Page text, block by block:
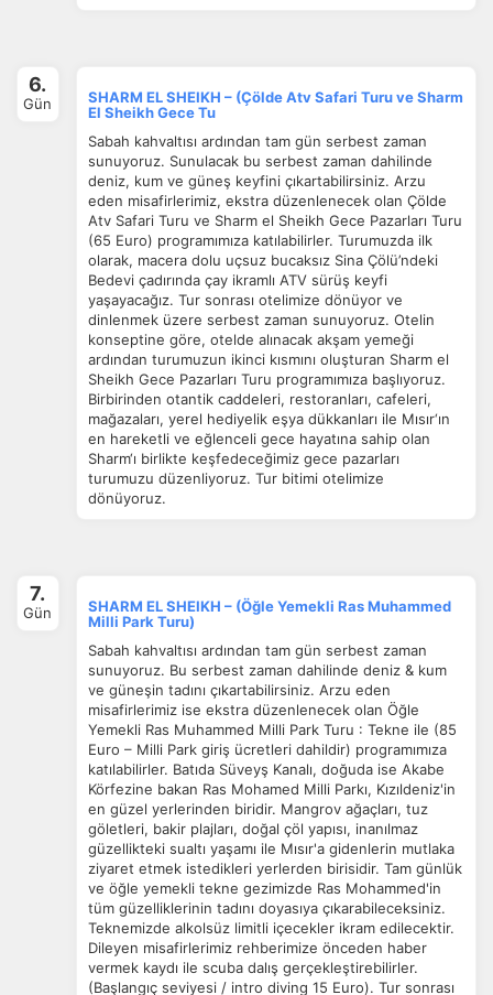
6.
Gün
SHARM EL SHEIKH – (Çölde Atv Safari Turu ve Sharm
El Sheikh Gece Tu
Sabah kahvaltısı ardından tam gün serbest zaman
sunuyoruz. Sunulacak bu serbest zaman dahilinde
deniz, kum ve güneş keyfini çıkartabilirsiniz. Arzu
eden misafirlerimiz, ekstra düzenlenecek olan Çölde
Atv Safari Turu ve Sharm el Sheikh Gece Pazarları Turu
(65 Euro) programımıza katılabilirler. Turumuzda ilk
olarak, macera dolu uçsuz bucaksız Sina Çölü’ndeki
Bedevi çadırında çay ikramlı ATV sürüş keyfi
yaşayacağız. Tur sonrası otelimize dönüyor ve
dinlenmek üzere serbest zaman sunuyoruz. Otelin
konseptine göre, otelde alınacak akşam yemeği
ardından turumuzun ikinci kısmını oluşturan Sharm el
Sheikh Gece Pazarları Turu programımıza başlıyoruz.
Birbirinden otantik caddeleri, restoranları, cafeleri,
mağazaları, yerel hediyelik eşya dükkanları ile Mısır‘ın
en hareketli ve eğlenceli gece hayatına sahip olan
Sharm‘ı birlikte keşfedeceğimiz gece pazarları
turumuzu düzenliyoruz. Tur bitimi otelimize
dönüyoruz.
7.
Gün
SHARM EL SHEIKH – (Öğle Yemekli Ras Muhammed
Milli Park Turu)
Sabah kahvaltısı ardından tam gün serbest zaman
sunuyoruz. Bu serbest zaman dahilinde deniz & kum
ve güneşin tadını çıkartabilirsiniz. Arzu eden
misafirlerimiz ise ekstra düzenlenecek olan Öğle
Yemekli Ras Muhammed Milli Park Turu : Tekne ile (85
Euro – Milli Park giriş ücretleri dahildir) programımıza
katılabilirler. Batıda Süveyş Kanalı, doğuda ise Akabe
Körfezine bakan Ras Mohamed Milli Parkı, Kızıldeniz'in
en güzel yerlerinden biridir. Mangrov ağaçları, tuz
göletleri, bakir plajları, doğal çöl yapısı, inanılmaz
güzellikteki sualtı yaşamı ile Mısır'a gidenlerin mutlaka
ziyaret etmek istedikleri yerlerden birisidir. Tam günlük
ve öğle yemekli tekne gezimizde Ras Mohammed'in
tüm güzelliklerinin tadını doyasıya çıkarabileceksiniz.
Teknemizde alkolsüz limitli içecekler ikram edilecektir.
Dileyen misafirlerimiz rehberimize önceden haber
vermek kaydı ile scuba dalış gerçekleştirebilirler.
(Başlangıç seviyesi / intro diving 15 Euro). Tur sonrası